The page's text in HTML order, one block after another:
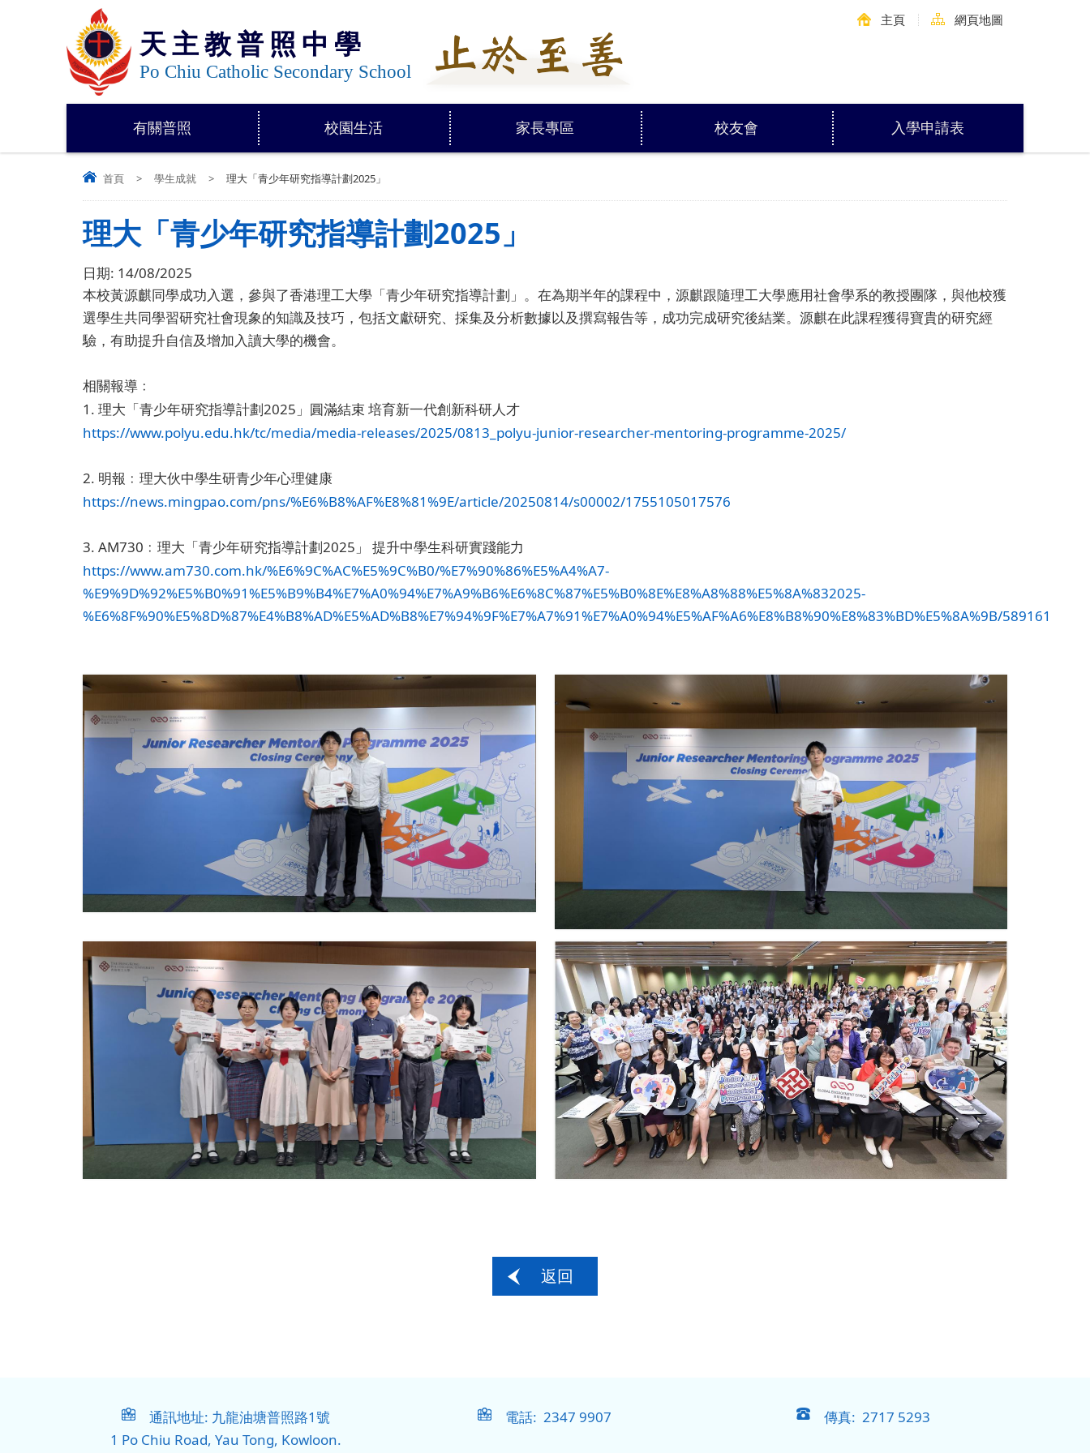
天主教普照中學
Po Chiu Catholic Secondary School
主頁 網頁地圖
有關普照 校園生活 家長專區 校友會 入學申請表
首頁 > 學生成就 > 理大「青少年研究指導計劃2025」
理大「青少年研究指導計劃2025」
日期: 14/08/2025
本校黃源麒同學成功入選，參與了香港理工大學「青少年研究指導計劃」。在為期半年的課程中，源麒跟隨理工大學應用社會學系的教授團隊，與他校獲
選學生共同學習研究社會現象的知識及技巧，包括文獻研究、採集及分析數據以及撰寫報告等，成功完成研究後結業。源麒在此課程獲得寶貴的研究經
驗，有助提升自信及增加入讀大學的機會。
相關報導﹕
1. 理大「青少年研究指導計劃 2025 」圓滿結束 培育新一代創新科研人才
https://www.polyu.edu.hk/tc/media/media-releases/2025/0813_polyu-junior-researcher-mentoring-programme-2025/
2. 明報﹕理大伙中學生研青少年心理健康
https://news.mingpao.com/pns/%E6%B8%AF%E8%81%9E/article/20250814/s00002/1755105017576
3. AM730 ﹕理大「青少年研究指導計劃 2025 」 提升中學生科研實踐能力
https://www.am730.com.hk/%E6%9C%AC%E5%9C%B0/%E7%90%86%E5%A4%A7-
%E9%9D%92%E5%B0%91%E5%B9%B4%E7%A0%94%E7%A9%B6%E6%8C%87%E5%B0%8E%E8%A8%88%E5%8A%832025-
%E6%8F%90%E5%8D%87%E4%B8%AD%E5%AD%B8%E7%94%9F%E7%A7%91%E7%A0%94%E5%AF%A6%E8%B8%90%E8%83%BD%E5%8A%9B/589161
返回
通訊地址: 九龍油塘普照路1號
1 Po Chiu Road, Yau Tong, Kowloon.
電話: 2347 9907 傳真: 2717 5293